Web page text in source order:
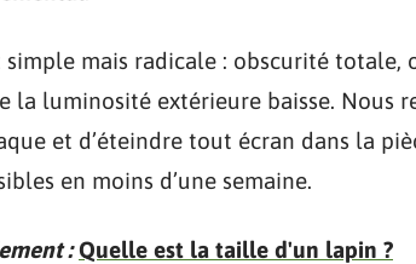
simple mais radicale : obscurité totale,
la luminosité extérieure baisse. Nous
et d’éteindre tout écran dans la
en moins d’une semaine.
: Quelle est la taille d'un lapin ?